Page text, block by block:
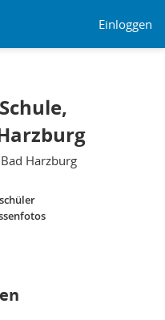
Einloggen
Harzburg